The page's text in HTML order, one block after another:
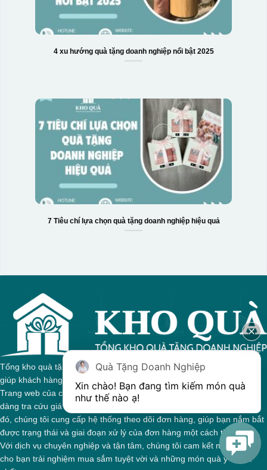
4 xu hướng quà tặng doanh nghiệp nổi bật 2025
7 Tiêu chí lựa chọn quà tặng doanh nghiệp hiệu quả
Tổng kho quà tặng của chúng tôi tự hào với sự đa dạng sản phẩm,
giúp khách hàng dễ dàng tìm kiếm quà tặng phù hợp cho mọi dịp.
Trang web của chúng tôi được thiết kế trực quan, cho phép bạn dễ
dàng tra cứu giá cả và thông tin chi tiết về từng sản phẩm. Bên cạnh
đó, chúng tôi cung cấp hệ thống theo dõi đơn hàng, giúp bạn nắm bắt
được trạng thái và giai đoạn xử lý của đơn hàng một cách thuận tiện.
Với dịch vụ chuyên nghiệp và tận tâm, chúng tôi cam kết mang đến
cho bạn trải nghiệm mua sắm tuyệt vời và những món quà ý nghĩa
Quà Tặng Doanh Nghiệp
Xin chào! Bạn đang tìm kiếm món quà
như thế nào ạ!